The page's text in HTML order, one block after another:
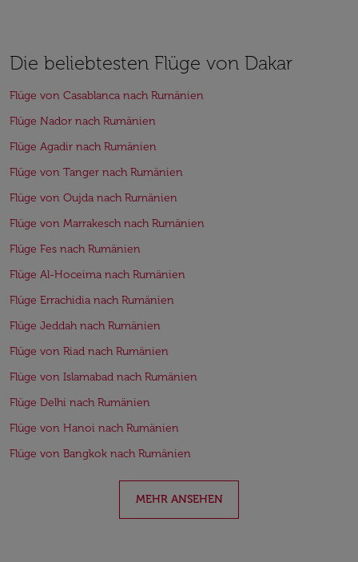
Die beliebtesten Flüge von Dakar
Flüge von Casablanca nach Rumänien
Flüge Nador nach Rumänien
Flüge Agadir nach Rumänien
Flüge von Tanger nach Rumänien
Flüge von Oujda nach Rumänien
Flüge von Marrakesch nach Rumänien
Flüge Fes nach Rumänien
Flüge Al-Hoceima nach Rumänien
Flüge Errachidia nach Rumänien
Flüge Jeddah nach Rumänien
Flüge von Riad nach Rumänien
Flüge von Islamabad nach Rumänien
Flüge Delhi nach Rumänien
Flüge von Hanoi nach Rumänien
Flüge von Bangkok nach Rumänien
MEHR ANSEHEN